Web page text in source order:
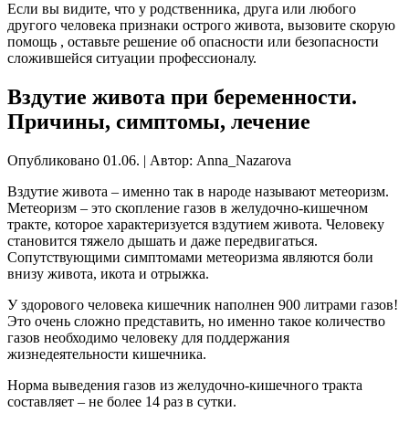
Если вы видите, что у родственника, друга или любого
другого человека признаки острого живота, вызовите скорую
помощь , оставьте решение об опасности или безопасности
сложившейся ситуации профессионалу.
Вздутие живота при беременности.
Причины, симптомы, лечение
Опубликовано 01.06. | Автор: Anna_Nazarova
Вздутие живота – именно так в народе называют метеоризм.
Метеоризм – это скопление газов в желудочно-кишечном
тракте, которое характеризуется вздутием живота. Человеку
становится тяжело дышать и даже передвигаться.
Сопутствующими симптомами метеоризма являются боли
внизу живота, икота и отрыжка.
У здорового человека кишечник наполнен 900 литрами газов!
Это очень сложно представить, но именно такое количество
газов необходимо человеку для поддержания
жизнедеятельности кишечника.
Норма выведения газов из желудочно-кишечного тракта
составляет – не более 14 раз в сутки.